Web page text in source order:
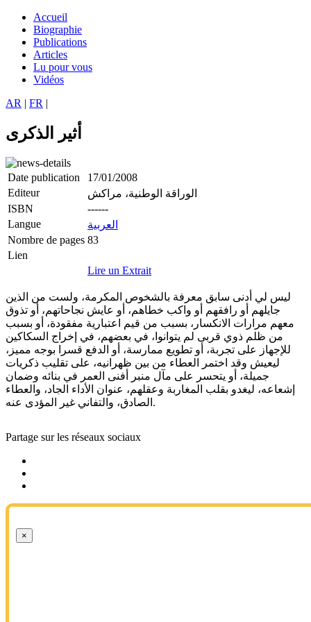
Aller
contenu
principal
Navigation
principale
Accueil
Biographie
Publications
Articles
Lu pour vous
Vidéos
AR | FR |
أثير الذكرى
Date publication
17/01/2008
Editeur
الوراقة الوطنية، مراكش
ISBN
------
Langue
العربية
Nombre de pages 83
Lien
Lire un Extrait
ليس لي أدنى سابق معرفة بالشخوص المكرمة، ولست من الذين
جايلهم أو رافقهم أو واكب خطاهم، أو عايش نجاحاتهم، أو تذوق
معهم مرارات الانكسار، بسبب من قيم اعتبارية مفقودة، أو بسبب
من ظلم ذوي قربى لم يتوانوا، في بعضهم، في إخراج السكاكين
للإجهاز على تجربة، أو تطويع ممارسة، أو الدفع قسرا بوجه مميز،
ليعيش وقد اختمر العطاء من بين ظهرانيه، على تقليب ذكريات
جميلة، أو يتحسر على مآل منبر أفنى العمر في بنائه وضمان
إشعاعه، ليغدو بقلب المغاربة وعقلهم، عنوان الأداء الجاد، والعطاء
الصادق، والتفاني غير المؤدى عنه.
Partage sur les réseaux sociaux
×